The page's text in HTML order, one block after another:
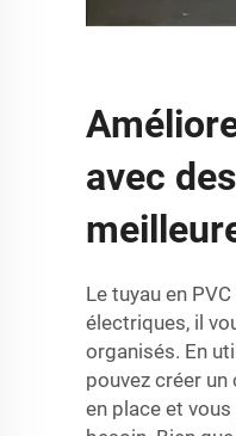
avec
Le tuyau en
électriques, il
organisés. En
pouvez créer
en place et